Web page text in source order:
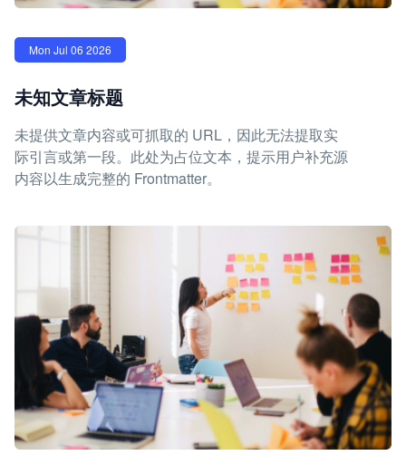
Mon Jul 06 2026
未知文章标题
未提供文章内容或可抓取的 URL，因此无法提取实
际引言或第一段。此处为占位文本，提示用户补充源
内容以生成完整的 Frontmatter。